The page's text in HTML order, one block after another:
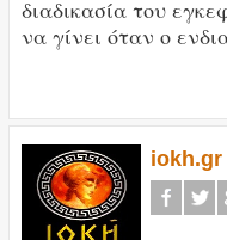
διαδικασία του
να γίνει όταν ο
iokh.gr